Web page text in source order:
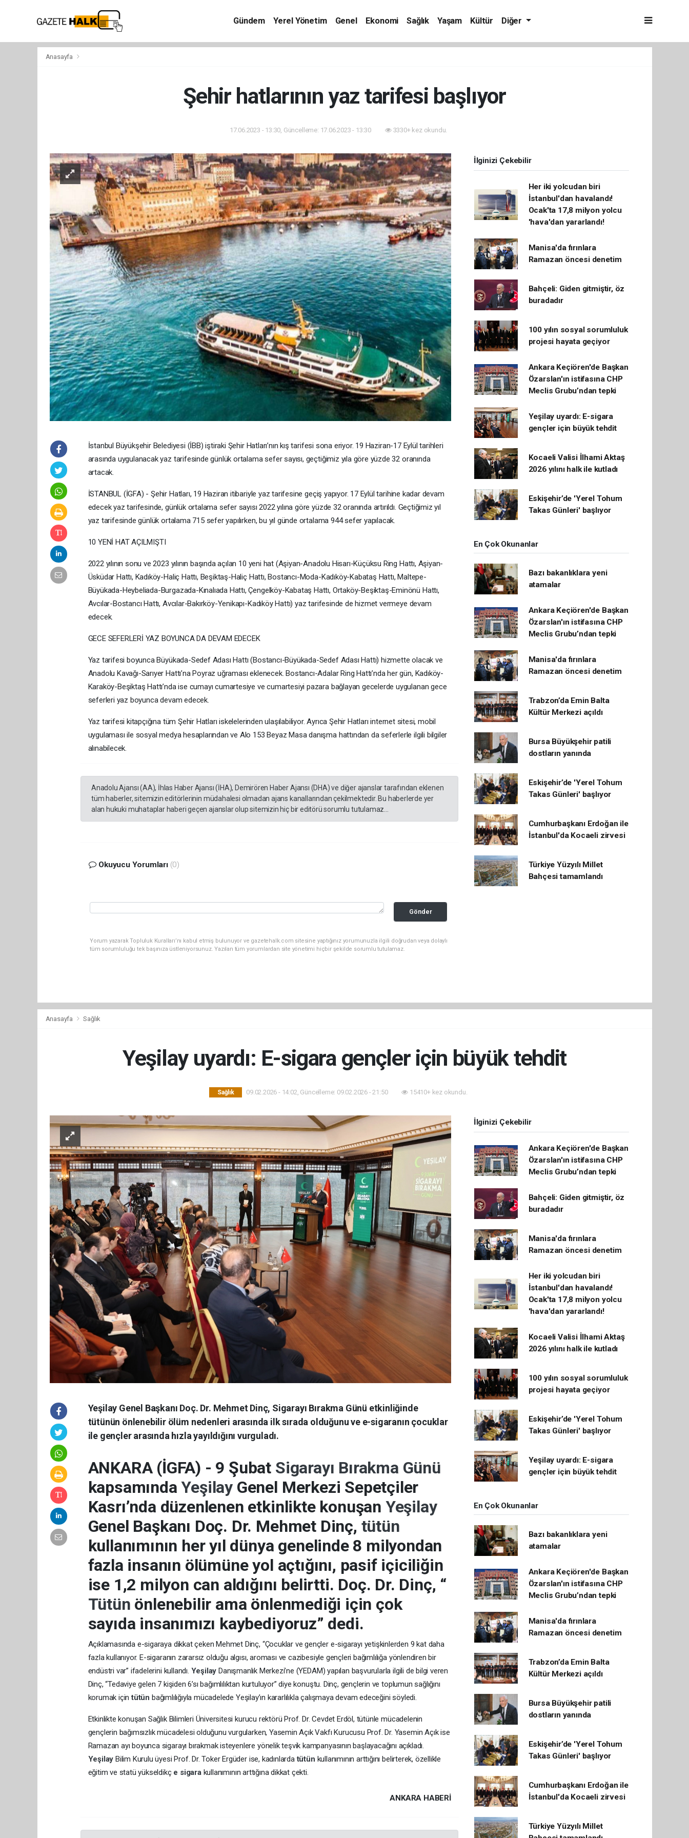
Gündem Yerel Yönetim Genel Ekonomi Sağlık Yaşam Kültür Diğer
Anasayfa
Şehir hatlarının yaz tarifesi başlıyor
17.06.2023 - 13:30, Güncelleme: 17.06.2023 - 13:30 3330+ kez okundu.
İstanbul Büyükşehir Belediyesi (İBB) iştiraki Şehir Hatları’nın kış tarifesi sona eriyor. 19 Haziran-17 Eylül tarihleri
arasında uygulanacak yaz tarifesinde günlük ortalama sefer sayısı, geçtiğimiz yıla göre yüzde 32 oranında
artacak.
İSTANBUL (İGFA) - Şehir Hatları, 19 Haziran itibariyle yaz tarifesine geçiş yapıyor. 17 Eylül tarihine kadar devam
edecek yaz tarifesinde, günlük ortalama sefer sayısı 2022 yılına göre yüzde 32 oranında artırıldı. Geçtiğimiz yıl
yaz tarifesinde günlük ortalama 715 sefer yapılırken, bu yıl günde ortalama 944 sefer yapılacak.
10 YENİ HAT AÇILMIŞTI
2022 yılının sonu ve 2023 yılının başında açılan 10 yeni hat (Aşiyan-Anadolu Hisarı-Küçüksu Ring Hattı, Aşiyan-
Üsküdar Hattı, Kadıköy-Haliç Hattı, Beşiktaş-Haliç Hattı, Bostancı-Moda-Kadıköy-Kabataş Hattı, Maltepe-
Büyükada-Heybeliada-Burgazada-Kınalıada Hattı, Çengelköy-Kabataş Hattı, Ortaköy-Beşiktaş-Eminönü Hattı,
Avcılar-Bostancı Hattı, Avcılar-Bakırköy-Yenikapı-Kadıköy Hattı) yaz tarifesinde de hizmet vermeye devam
edecek.
GECE SEFERLERİ YAZ BOYUNCA DA DEVAM EDECEK
Yaz tarifesi boyunca Büyükada-Sedef Adası Hattı (Bostancı-Büyükada-Sedef Adası Hattı) hizmette olacak ve
Anadolu Kavağı-Sarıyer Hattı’na Poyraz uğraması eklenecek. Bostancı-Adalar Ring Hattı’nda her gün, Kadıköy-
Karaköy-Beşiktaş Hattı’nda ise cumayı cumartesiye ve cumartesiyi pazara bağlayan gecelerde uygulanan gece
seferleri yaz boyunca devam edecek.
Yaz tarifesi kitapçığına tüm Şehir Hatları iskelelerinden ulaşılabiliyor. Ayrıca Şehir Hatları internet sitesi, mobil
uygulaması ile sosyal medya hesaplarından ve Alo 153 Beyaz Masa danışma hattından da seferlerle ilgili bilgiler
alınabilecek.
Anadolu Ajansı (AA), İhlas Haber Ajansı (İHA), Demirören Haber Ajansı (DHA) ve diğer ajanslar tarafından eklenen
tüm haberler, sitemizin editörlerinin müdahalesi olmadan ajans kanallarından çekilmektedir. Bu haberlerde yer
alan hukuki muhataplar haberi geçen ajanslar olup sitemizin hiç bir editörü sorumlu tutulamaz...
Okuyucu Yorumları (0)
Gönder
Yorum yazarak Topluluk Kuralları’nı kabul etmiş bulunuyor ve gazetehalk.com sitesine yaptığınız yorumunuzla ilgili doğrudan veya dolaylı
tüm sorumluluğu tek başınıza üstleniyorsunuz. Yazılan tüm yorumlardan site yönetimi hiçbir şekilde sorumlu tutulamaz.
İlginizi Çekebilir
Her iki yolcudan biri
İstanbul'dan havalandı!
Ocak'ta 17,8 milyon yolcu
'hava'dan yararlandı!
Manisa'da fırınlara
Ramazan öncesi denetim
Bahçeli: Giden gitmiştir, öz
buradadır
100 yılın sosyal sorumluluk
projesi hayata geçiyor
Ankara Keçiören'de Başkan
Özarslan'ın istifasına CHP
Meclis Grubu’ndan tepki
Yeşilay uyardı: E-sigara
gençler için büyük tehdit
Kocaeli Valisi İlhami Aktaş
2026 yılını halk ile kutladı
Eskişehir’de 'Yerel Tohum
Takas Günleri' başlıyor
En Çok Okunanlar
Bazı bakanlıklara yeni
atamalar
Ankara Keçiören'de Başkan
Özarslan'ın istifasına CHP
Meclis Grubu’ndan tepki
Manisa'da fırınlara
Ramazan öncesi denetim
Trabzon’da Emin Balta
Kültür Merkezi açıldı
Bursa Büyükşehir patili
dostların yanında
Eskişehir’de 'Yerel Tohum
Takas Günleri' başlıyor
Cumhurbaşkanı Erdoğan ile
İstanbul'da Kocaeli zirvesi
Türkiye Yüzyılı Millet
Bahçesi tamamlandı
Anasayfa Sağlık
Yeşilay uyardı: E-sigara gençler için büyük tehdit
Sağlık 09.02.2026 - 14:02, Güncelleme: 09.02.2026 - 21:50 15410+ kez okundu.
Yeşilay Genel Başkanı Doç. Dr. Mehmet Dinç, Sigarayı Bırakma Günü etkinliğinde
tütünün önlenebilir ölüm nedenleri arasında ilk sırada olduğunu ve e-sigaranın çocuklar
ile gençler arasında hızla yayıldığını vurguladı.
ANKARA (İGFA) - 9 Şubat Sigarayı Bırakma Günü
kapsamındaYeşilay Genel Merkezi Sepetçiler
Kasrı’nda düzenlenen etkinlikte konuşan Yeşilay
Genel Başkanı Doç. Dr. Mehmet Dinç, tütün
kullanımının her yıl dünya genelinde 8 milyondan
fazla insanın ölümüne yol açtığını, pasif içiciliğin
ise 1,2 milyon can aldığını belirtti. Doç. Dr. Dinç, “
Tütün önlenebilir ama önlenmediği için çok
sayıda insanımızı kaybediyoruz” dedi.
Açıklamasında e-sigaraya dikkat çeken Mehmet Dinç, “Çocuklar ve gençler e-sigarayı yetişkinlerden 9 kat daha
fazla kullanıyor. E-sigaranın zararsız olduğu algısı, aroması ve cazibesiyle gençleri bağımlılığa yönlendiren bir
endüstri var” ifadelerini kullandı. YeşilayDanışmanlık Merkezi’ne (YEDAM) yapılan başvurularla ilgili de bilgi veren
Dinç, “Tedaviye gelen 7 kişiden 6’sı bağımlılıktan kurtuluyor” diye konuştu. Dinç, gençlerin ve toplumun sağlığını
korumak içintütün bağımlılığıyla mücadelede Yeşilay’ın kararlılıkla çalışmaya devam edeceğini söyledi.
Etkinlikte konuşan Sağlık Bilimleri Üniversitesi kurucu rektörü Prof. Dr. Cevdet Erdöl, tütünle mücadelenin
gençlerin bağımsızlık mücadelesi olduğunu vurgularken, Yasemin Açık Vakfı Kurucusu Prof. Dr. Yasemin Açık ise
Ramazan ayı boyunca sigarayı bırakmak isteyenlere yönelik teşvik kampanyasının başlayacağını açıkladı.
Yeşilay Bilim Kurulu üyesi Prof. Dr. Toker Ergüder ise, kadınlardatütün kullanımının arttığını belirterek, özellikle
eğitim ve statü yükseldikç e sigara kullanımının arttığına dikkat çekti.
ANKARA HABERİ
İlginizi Çekebilir
Ankara Keçiören'de Başkan
Özarslan'ın istifasına CHP
Meclis Grubu’ndan tepki
Bahçeli: Giden gitmiştir, öz
buradadır
Manisa'da fırınlara
Ramazan öncesi denetim
Her iki yolcudan biri
İstanbul'dan havalandı!
Ocak'ta 17,8 milyon yolcu
'hava'dan yararlandı!
Kocaeli Valisi İlhami Aktaş
2026 yılını halk ile kutladı
100 yılın sosyal sorumluluk
projesi hayata geçiyor
Eskişehir’de 'Yerel Tohum
Takas Günleri' başlıyor
Yeşilay uyardı: E-sigara
gençler için büyük tehdit
En Çok Okunanlar
Bazı bakanlıklara yeni
atamalar
Ankara Keçiören'de Başkan
Özarslan'ın istifasına CHP
Meclis Grubu’ndan tepki
Manisa'da fırınlara
Ramazan öncesi denetim
Trabzon’da Emin Balta
Kültür Merkezi açıldı
Bursa Büyükşehir patili
dostların yanında
Eskişehir’de 'Yerel Tohum
Takas Günleri' başlıyor
Cumhurbaşkanı Erdoğan ile
İstanbul'da Kocaeli zirvesi
Türkiye Yüzyılı Millet